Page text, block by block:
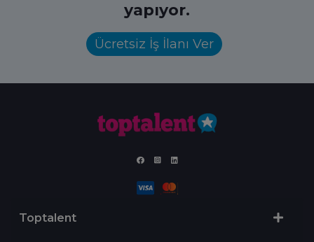
yapıyor.
Ücretsiz İş İlanı Ver
Toptalent